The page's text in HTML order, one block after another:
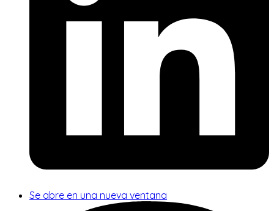
Se abre en una nueva ventana